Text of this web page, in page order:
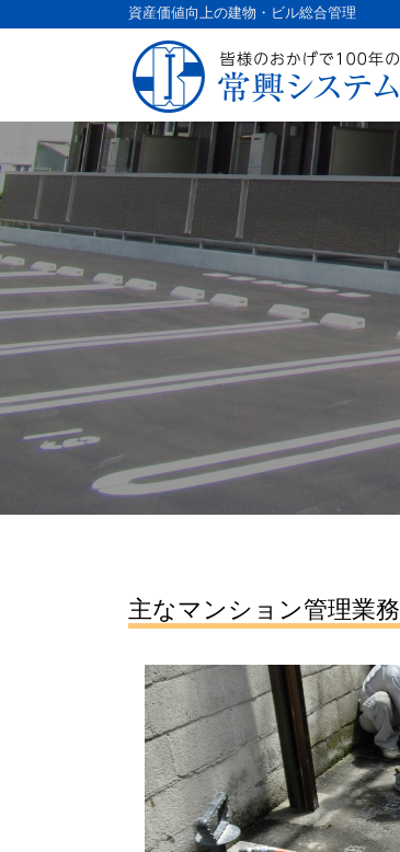
ツ
ス
キ
ッ
プ
資産価値向上の建物・ビル総合管理
主なマンション管理業務